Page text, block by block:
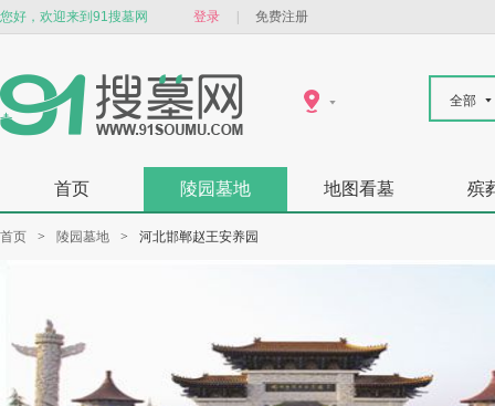
您好，欢迎来到91搜墓网 登录 免费注册
全部
首页 陵园墓地 地图看墓 殡
首页 > 陵园墓地 > 河北邯郸赵王安养园